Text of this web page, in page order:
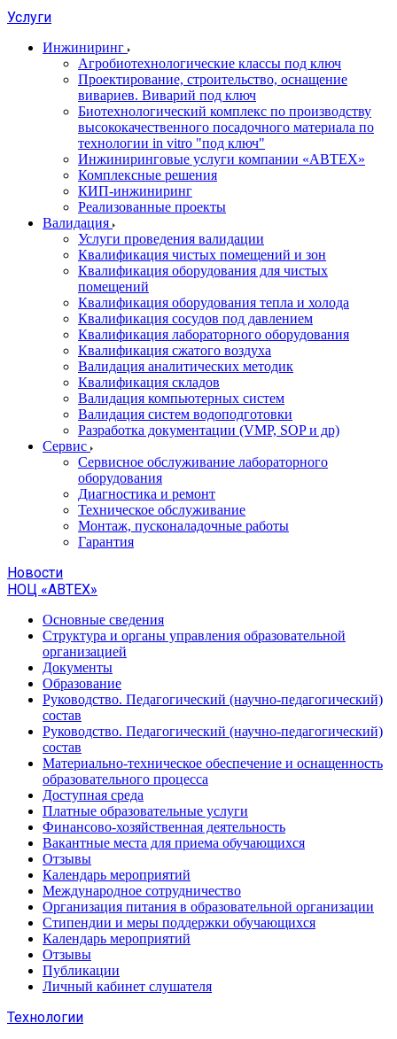
Услуги
Инжиниринг
Агробиотехнологические классы под ключ
Проектирование, строительство, оснащение
вивариев. Виварий под ключ
Биотехнологический комплекс по производству
высококачественного посадочного материала по
технологии in vitro "под ключ"
Инжиниринговые услуги компании «АВТЕХ»
Комплексные решения
КИП-инжиниринг
Реализованные проекты
Валидация
Услуги проведения валидации
Квалификация чистых помещений и зон
Квалификация оборудования для чистых
помещений
Квалификация оборудования тепла и холода
Квалификация сосудов под давлением
Квалификация лабораторного оборудования
Квалификация сжатого воздуха
Валидация аналитических методик
Квалификация складов
Валидация компьютерных систем
Валидация систем водоподготовки
Разработка документации (VMP, SOP и др)
Cервис
Сервисное обслуживание лабораторного
оборудования
Диагностика и ремонт
Техническое обслуживание
Монтаж, пусконаладочные работы
Гарантия
Новости
НОЦ «АВТЕХ»
Основные сведения
Структура и органы управления образовательной
организацией
Документы
Образование
Руководство. Педагогический (научно-педагогический)
состав
Руководство. Педагогический (научно-педагогический)
состав
Материально-техническое обеспечение и оснащенность
образовательного процесса
Доступная среда
Платные образовательные услуги
Финансово-хозяйственная деятельность
Вакантные места для приема обучающихся
Отзывы
Календарь мероприятий
Международное сотрудничество
Организация питания в образовательной организации
Стипендии и меры поддержки обучающихся
Календарь мероприятий
Отзывы
Публикации
Личный кабинет слушателя
Технологии